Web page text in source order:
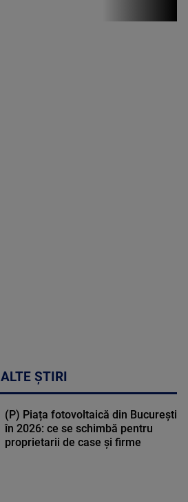
Stirile PRO TV
ALTE ȘTIRI
(P) Piața fotovoltaică din București
în 2026: ce se schimbă pentru
proprietarii de case și firme